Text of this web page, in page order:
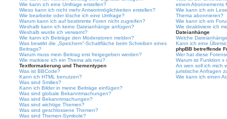
Wie kann ich eine Umfrage erstellen?
Wieso kann ich nicht mehr Antwortmöglichkeiten erstellen?
Wie bearbeite oder lösche ich eine Umfrage?
Warum kann ich auf bestimmte Foren nicht zugreifen?
Weshalb kann ich keine Dateianhänge anfügen?
Weshalb wurde ich verwarnt?
Wie kann ich Beiträge den Moderatoren melden?
Was bewirkt die „Speichern“-Schaltfläche beim Schreiben eines
Beitrags?
Warum muss mein Beitrag erst freigegeben werden?
Wie markiere ich ein Thema als neu?
Textformatierung und Thementypen
Was ist BBCode?
Kann ich HTML benutzen?
Was sind Smilies?
Kann ich Bilder in meine Beiträge einfügen?
Was sind globale Bekanntmachungen?
Was sind Bekanntmachungen?
Was sind wichtige Themen?
Was sind geschlossene Themen?
Was sind Themen-Symbole?
einem Abonnements
Wie kann ich ein
Thema abonnieren?
Wie kann ich ein
Wie deaktiviere ich
Dateianhänge
Welche
Kann ich eine
phpBB betreffende
Wer hat diese
Warum ist Funktion
An wen soll ich mich
juristische Anfragen
Wie kann ich einen